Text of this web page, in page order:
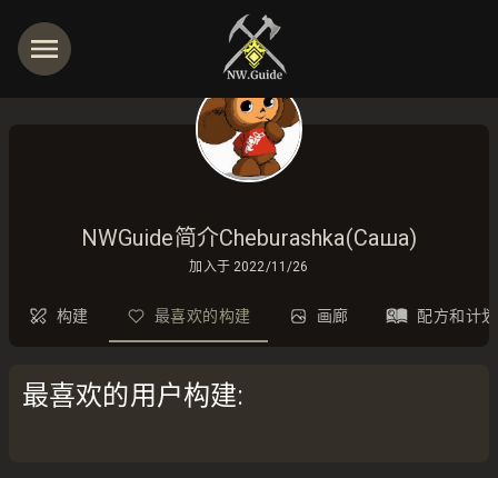
NWGuide简介Cheburashka(Саша)
加入于 2022/11/26
构建 最喜欢的构建 画廊 配方和计
最喜欢的用户构建: